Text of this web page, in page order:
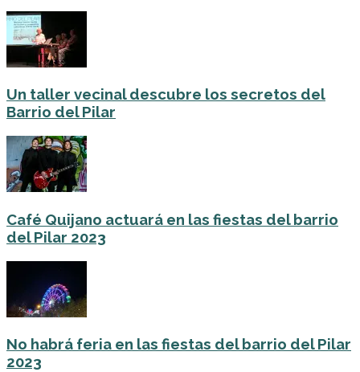
Un taller vecinal descubre los secretos del
Barrio del Pilar
Café Quijano actuará en las fiestas del barrio
del Pilar 2023
No habrá feria en las fiestas del barrio del Pilar
2023